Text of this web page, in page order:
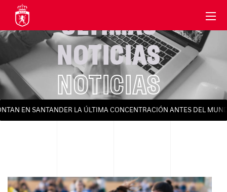
ÚLTIMAS
NOTICIAS
NOTICIAS
EN SANTANDER LA ÚLTIMA CONCENTRACIÓN ANTES DEL